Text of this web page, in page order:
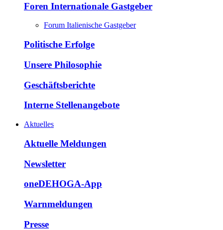
Foren Internationale Gastgeber
Forum Italienische Gastgeber
Politische Erfolge
Unsere Philosophie
Geschäftsberichte
Interne Stellenangebote
Aktuelles
Aktuelle Meldungen
Newsletter
oneDEHOGA-App
Warnmeldungen
Presse